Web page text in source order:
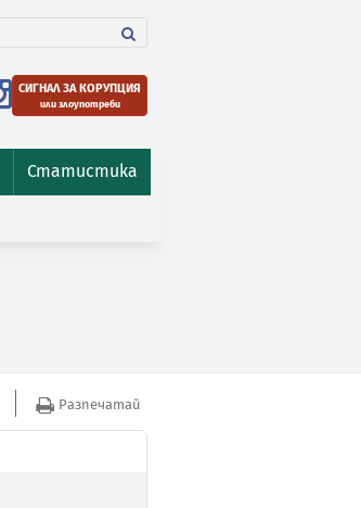
СИГНАЛ ЗА КОРУПЦИЯ
или злоупотреби
Статистика
Разпечатай